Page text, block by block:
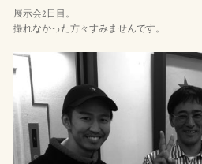
展示会2日目。
撮れなかった方々すみませんです。